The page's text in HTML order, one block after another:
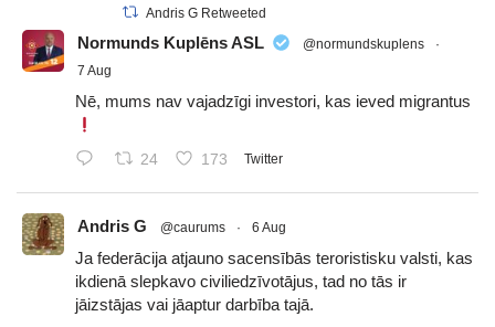
Andris G Retweeted
Normunds Kuplēns ASL @normundskuplens
·
7 Aug
Nē, mums nav vajadzīgi investori, kas ieved migrantus
24 173 Twitter
Andris G @caurums · 6 Aug
Ja federācija atjauno sacensībās teroristisku valsti, kas
ikdienā slepkavo civiliedzīvotājus, tad no tās ir
jāizstājas vai jāaptur darbība tajā.